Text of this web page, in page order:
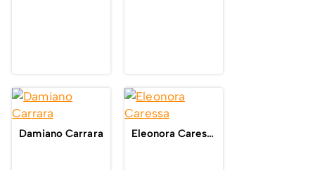
Damiano Carrara Eleonora Caressa